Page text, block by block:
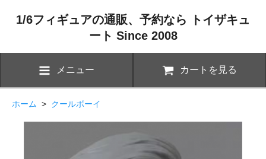
1/6フィギュアの通販、予約なら トイザキュ
ート Since 2008
メニュー カートを見る
ホーム > クールボーイ